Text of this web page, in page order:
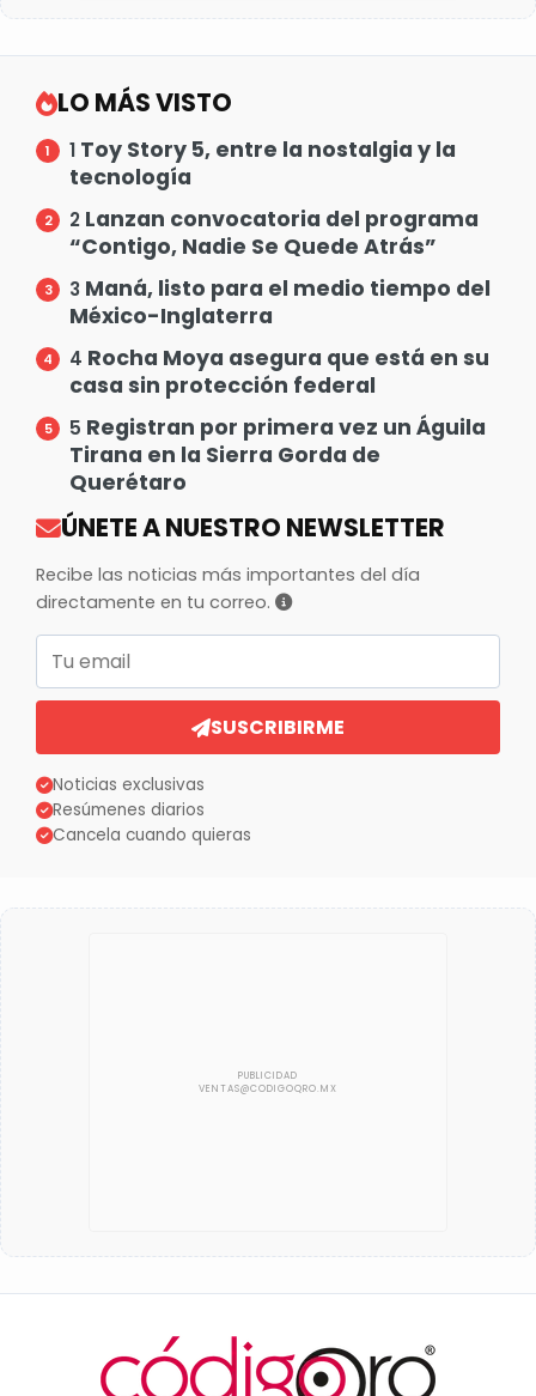
LO MÁS VISTO
1 Toy Story 5, entre la nostalgia y la
tecnología
2 Lanzan convocatoria del programa
“Contigo, Nadie Se Quede Atrás”
3 Maná, listo para el medio tiempo del
México-Inglaterra
4 Rocha Moya asegura que está en su
casa sin protección federal
5 Registran por primera vez un Águila
Tirana en la Sierra Gorda de
Querétaro
ÚNETE A NUESTRO NEWSLETTER
Recibe las noticias más importantes del día
directamente en tu correo.
Correo electrónico
SUSCRIBIRME
Noticias exclusivas
Resúmenes diarios
Cancela cuando quieras